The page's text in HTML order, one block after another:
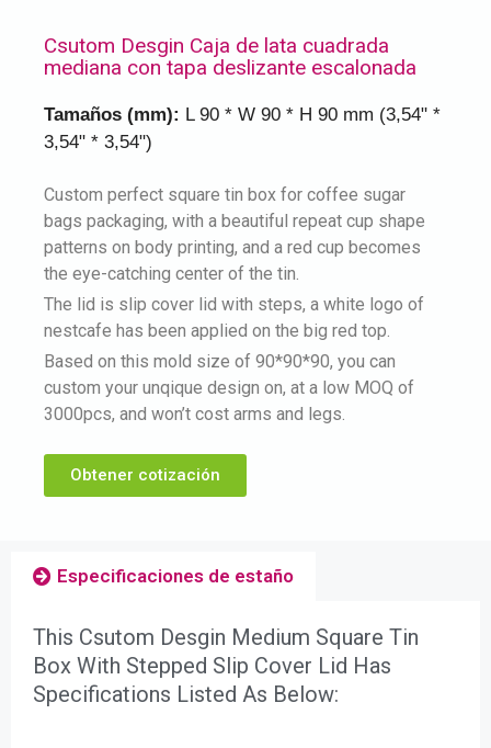
Csutom Desgin Caja de lata cuadrada
mediana con tapa deslizante escalonada
Tamaños (mm): L 90 * W 90 * H 90 mm (3,54" *
3,54" * 3,54")
Custom perfect square tin box for coffee sugar
bags packaging, with a beautiful repeat cup shape
patterns on body printing, and a red cup becomes
the eye-catching center of the tin.
The lid is slip cover lid with steps, a white logo of
nestcafe has been applied on the big red top.
Based on this mold size of 90*90*90, you can
custom your unqique design on, at a low MOQ of
3000pcs, and won’t cost arms and legs.
Obtener cotización
Especificaciones de estaño
This Csutom Desgin Medium Square Tin
Box With Stepped Slip Cover Lid Has
Specifications Listed As Below: